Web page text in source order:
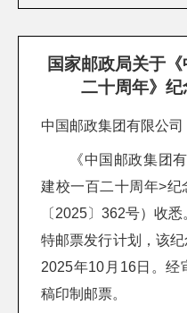
国家邮政局关于
二十周年》
中国邮政集团有限公司
《中国邮政集团
建校一百二十周年>
〔2025〕362号）收
特邮票发行计划，该
2025年10月16日。经
稿印制邮票。